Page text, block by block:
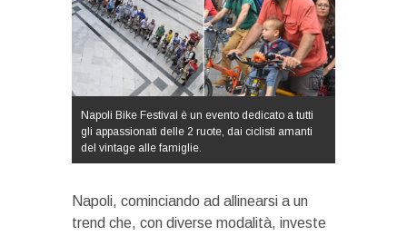
Napoli Bike Festival è un evento dedicato a tutti
gli appassionati delle 2 ruote, dai ciclisti amanti
del vintage alle famiglie.
Napoli, cominciando ad allinearsi a un
trend che, con diverse modalità, investe